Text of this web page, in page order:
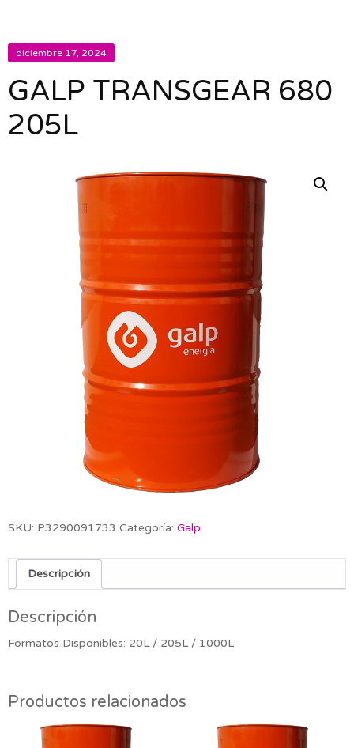
diciembre 17, 2024
GALP TRANSGEAR 680
205L
SKU: P3290091733 Categoría: Galp
Descripción
Descripción
Formatos Disponibles: 20L / 205L / 1000L
Productos relacionados